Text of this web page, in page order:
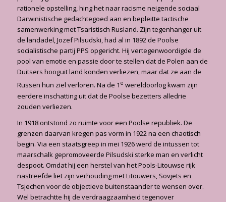
rationele opstel­ling, hing het naar racisme neigende sociaal
Darwinistische gedachtegoed aan en bepleitte tactische
samenwerking met Tsaristisch Rusland. Zijn tegenhanger uit
de landadel, Jozef Pilsudski, had al in 1892 de Poolse
socialistische partij PPS opgericht. Hij vertegenwoor­digde de
pool van emotie en passie door te stellen dat de Polen aan de
Duitsers hooguit land konden verliezen, maar dat ze aan de
Russen hun ziel verloren. Na de 1 e wereld­oorlog kwam zijn
eerdere inschatting uit dat de Poolse bezetters alledrie
zouden verliezen.
In 1918 ontstond zo ruimte voor een Poolse republiek. De
grenzen daarvan kregen pas vorm in 1922 na een chaotisch
begin. Via een staatsgreep in mei 1926 werd de intussen tot
maar­schalk gepromoveerde Pilsudski sterke man en verlicht
despoot. Omdat hij een herstel van het Pools-Litouwse rijk
nastreefde liet zijn verhouding met Litouwers, Sovjets en
Tsjechen voor de objectieve buitenstaander te wensen over.
Wel betrachtte hij de verdraagzaamheid te­genover